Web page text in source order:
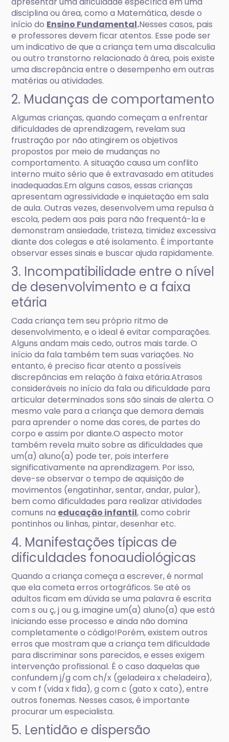
disciplina ou área, como a Matemática, desde o
início do Ensino Fundamental.Nesses casos, pais
e professores devem ficar atentos. Esse pode ser
um indicativo de que a criança tem uma discalculia
ou outro transtorno relacionado à área, pois existe
uma discrepância entre o desempenho em outras
matérias ou atividades.
2. Mudanças de comportamento
Algumas crianças, quando começam a enfrentar
dificuldades de aprendizagem, revelam sua
frustração por não atingirem os objetivos
propostos por meio de mudanças no
comportamento. A situação causa um conflito
interno muito sério que é extravasado em atitudes
inadequadas.Em alguns casos, essas crianças
apresentam agressividade e inquietação em sala
de aula. Outras vezes, desenvolvem uma repulsa à
escola, pedem aos pais para não frequentá-la e
demonstram ansiedade, tristeza, timidez excessiva
diante dos colegas e até isolamento. É importante
observar esses sinais e buscar ajuda rapidamente.
3. Incompatibilidade entre o nível
de desenvolvimento e a faixa
etária
Cada criança tem seu próprio ritmo de
desenvolvimento, e o ideal é evitar comparações.
Alguns andam mais cedo, outros mais tarde. O
início da fala também tem suas variações. No
entanto, é preciso ficar atento a possíveis
discrepâncias em relação à faixa etária.Atrasos
consideráveis no início da fala ou dificuldade para
articular determinados sons são sinais de alerta. O
mesmo vale para a criança que demora demais
para aprender o nome das cores, de partes do
corpo e assim por diante.O aspecto motor
também revela muito sobre as dificuldades que
um(a) aluno(a) pode ter, pois interfere
significativamente na aprendizagem. Por isso,
deve-se observar o tempo de aquisição de
movimentos (engatinhar, sentar, andar, pular),
bem como dificuldades para realizar atividades
comuns na educação infantil, como cobrir
pontinhos ou linhas, pintar, desenhar etc.
4. Manifestações típicas de
dificuldades fonoaudiológicas
Quando a criança começa a escrever, é normal
que ela cometa erros ortográficos. Se até os
adultos ficam em dúvida se uma palavra é escrita
com s ou ç, j ou g, imagine um(a) aluno(a) que está
iniciando esse processo e ainda não domina
completamente o código!Porém, existem outros
erros que mostram que a criança tem dificuldade
para discriminar sons parecidos, e esses exigem
intervenção profissional. É o caso daquelas que
confundem j/g com ch/x (geladeira x cheladeira),
v com f (vida x fida), g com c (gato x cato), entre
outros fonemas. Nesses casos, é importante
procurar um especialista.
5. Lentidão e dispersão